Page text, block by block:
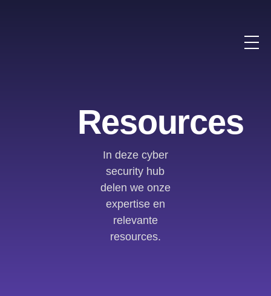
Resources
In deze cyber
security hub
delen we onze
expertise en
relevante
resources.